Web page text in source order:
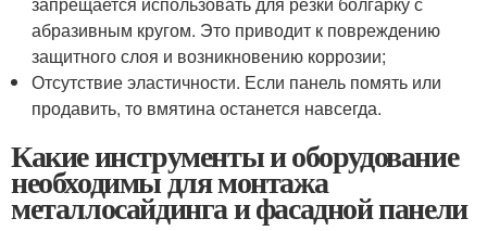
абразивным кругом. Это приводит к повреждению
защитного слоя и возникновению коррозии;
Отсутствие эластичности. Если панель помять или
продавить, то вмятина останется навсегда.
Какие инструменты и оборудование
необходимы для монтажа
металлосайдинга и фасадной панели